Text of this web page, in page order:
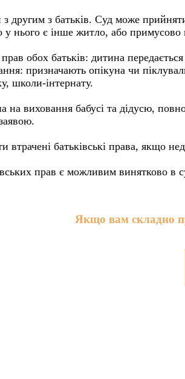
другим з батьків. Суд може
нього є інше житло, або примусово
обох батьків: дитина
призначають опікуна чи
школи-інтернату.
виховання бабусі та дідусю,
втрачені батьківські права, якщо
прав є можливим винятково в
Якщо вам складно